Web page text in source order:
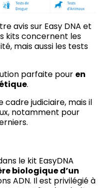
avis sur Easy DNA et
kits concernent les
mais aussi les tests
parfaite pour en
.
cadre judiciaire, mais il
notamment pour
le kit EasyDNA
biologique d’un
ADN. Il est privilégié à